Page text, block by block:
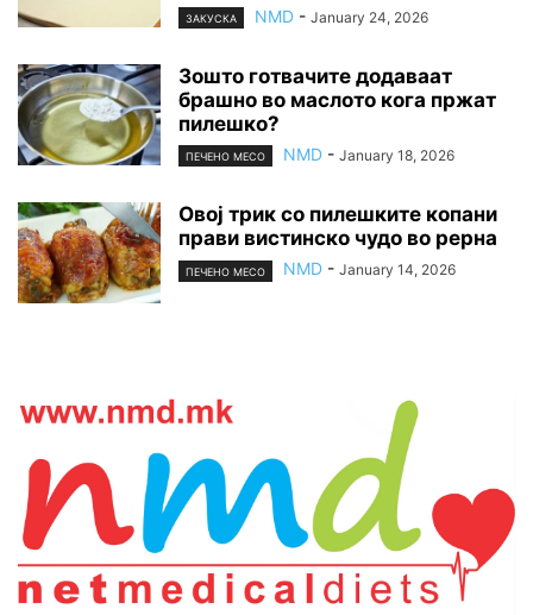
ЗАКУСКА NMD - January 24, 2026
Зошто готвачите додаваат
брашно во маслото кога пржат
пилешко?
ПЕЧЕНО МЕСО NMD - January 18, 2026
Овој трик со пилешките копани
прави вистинско чудо во рерна
ПЕЧЕНО МЕСО NMD - January 14, 2026